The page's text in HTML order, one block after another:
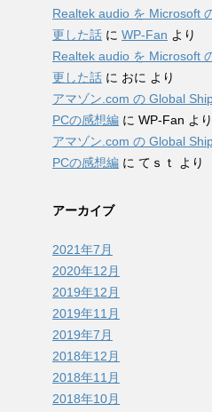
Realtek audio を Microsoft
更した話 に WP-Fan より
Realtek audio を Microsoft
更した話 に おに より
アマゾン.com の Global
PCの感想編 に WP-Fan より
アマゾン.com の Global
PCの感想編 に てｓｔ より
アーカイブ
2021年7月
2020年12月
2019年12月
2019年11月
2019年7月
2018年12月
2018年11月
2018年10月